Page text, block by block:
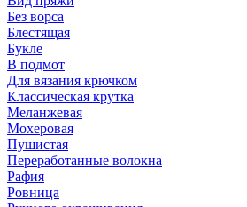
Без ворса
Блестящая
Букле
В подмот
Для вязания крючком
Классическая крутка
Меланжевая
Мохеровая
Пушистая
Переработанные волокна
Рафия
Ровница